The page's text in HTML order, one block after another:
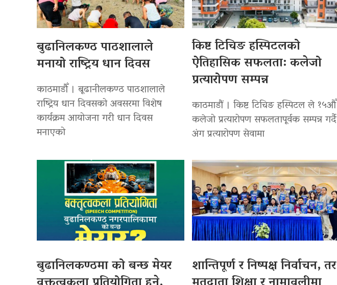
बुढानिलकण्ठ पाठशालाले
मनायो राष्ट्रिय धान दिवस
काठमाडौँ । बूढानीलकण्ठ पाठशालाले
राष्ट्रिय धान दिवसको अवसरमा विशेष
कार्यक्रम आयोजना गरी धान दिवस
मनाएको
किष्ट टिचिङ हस्पिटलको
ऐतिहासिक सफलता: कलेजो
प्रत्यारोपण सम्पन्न
काठमाडौं । किष्ट टिचिङ हस्पिटल ले १५औँ
कलेजो प्रत्यारोपण सफलतापूर्वक सम्पन्न गर्दै
अंग प्रत्यारोपण सेवामा
बुढानिलकण्ठमा को बन्छ मेयर शान्तिपूर्ण र निष्पक्ष निर्वाचन, तर